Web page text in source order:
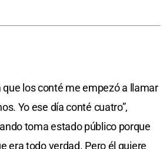
que los conté me empezó a llamar
Yo ese día conté cuatro”,
toma estado público porque
era todo verdad. Pero él quiere